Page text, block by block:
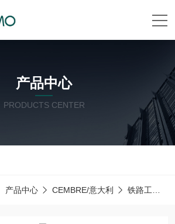
产品中心
PRODUCTS CENTER
产品中心 CEMBRE/意大利 铁路工具